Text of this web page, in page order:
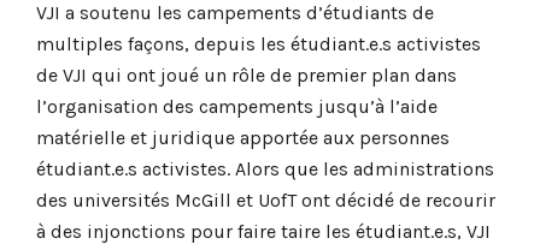
VJI a soutenu les campements d’étudiants de
multiples façons, depuis les étudiant.e.s activistes
de VJI qui ont joué un rôle de premier plan dans
l’organisation des campements jusqu’à l’aide
matérielle et juridique apportée aux personnes
étudiant.e.s activistes. Alors que les administrations
des universités McGill et UofT ont décidé de recourir
à des injonctions pour faire taire les étudiant.e.s, VJI